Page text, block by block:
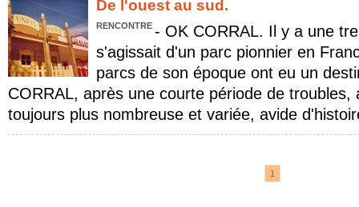
De l'ouest au sud.
RENCONTRE - OK CORRAL. Il y a une
s'agissait d'un parc pionnier en
parcs de son époque ont eu un
CORRAL, après une courte période de troubles,
toujours plus nombreuse et variée, avide
1